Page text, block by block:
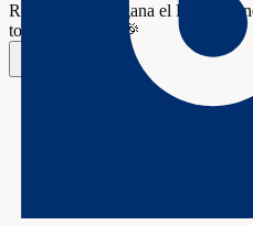
Review Collect gana el Premio
to One Mónaco 🎉